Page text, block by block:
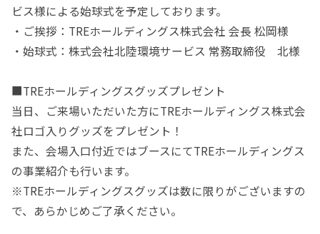
ビス様による始球式を予定しております。
・ご挨拶： TREホールディングス株式会社 会長 松岡様
・始球式：株式会社北陸環境サービス 常務取締役 北様
■TREホールディングスグッズプレゼント
当日、ご来場いただいた方にTREホールディングス株式会
社ロゴ入りグッズをプレゼント！
また、会場入口付近ではブースにてTREホールディングス
の事業紹介も行います。
※TREホールディングスグッズは数に限りがございますの
で、あらかじめご了承ください。